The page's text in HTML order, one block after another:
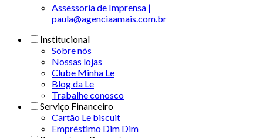
Assessoria de Imprensa |
paula@agenciaamais.com.br
Institucional
Sobre nós
Nossas lojas
Clube Minha Le
Blog da Le
Trabalhe conosco
Serviço Financeiro
Cartão Le biscuit
Empréstimo Dim Dim